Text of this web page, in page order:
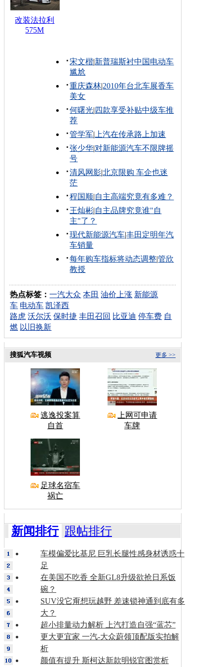
改装法拉利
575M
宋文楷|新普瑞斯衬中国电动车
尴尬
重庆森林|2010年台北车展香车
美女
何曙光| 四款享受补贴中级车推
荐
管学军| 上汽在传承路上加速
张少华|对新能源汽车不限牌摇
号
清风网影|北京限购 车企也迷
茫
程国顺|自主高端究竟有多难？
王灿彬|自主品牌究竟谁"自
主"了？
现代新能源汽车|丰田定明年汽
车销量
每年购车指标将动态调整|管欣
教授
热点标签：一汽大众 本田 油价上涨 新能源
车 电动车 凯泽西
路虎 沃尔沃 保时捷 丰田召回 比亚迪 停车费 自
燃 以旧换新
更多 >>
搜狐汽车视频
逃逸投案算
自首
上网可申请
车牌
足球名宿车
祸亡
新闻排行 跟帖排行
车模偏爱比基尼 巨乳长腿性感身材诱惑十
足
在美国不吃香 全新GL8升级欲抢日系饭
碗？
SUV没它甭想玩越野 差速锁神通到底有多
大？
超小排量动力解析 上汽打造自强“蓝芯”
更大更宜家 一汽-大众蔚领顶配版实拍解
析
颜值有提升 斯柯达新款明锐官图赏析